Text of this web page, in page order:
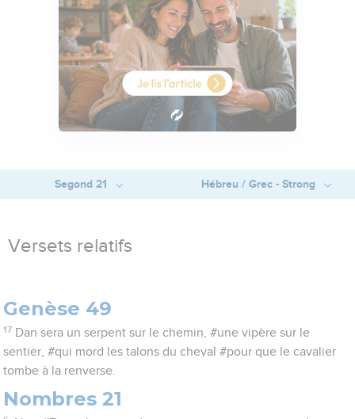
Segond 21 Hébreu / Grec - Strong
Versets relatifs
Genèse 49
17 Dan sera un serpent sur le chemin, #une vipère sur le
sentier, #qui mord les talons du cheval #pour que le cavalier
tombe à la renverse.
Nombres 21